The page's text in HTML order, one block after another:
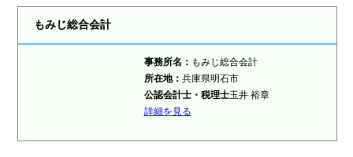
もみじ総合会計
事務所名： もみじ総合会計
所在地： 兵庫県明石市
公認会計士・税理士玉井 裕章
詳細を見る